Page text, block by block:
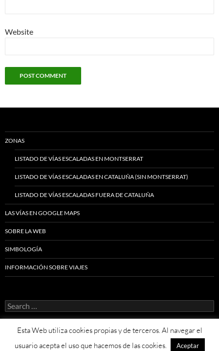
Website
ZONAS
LISTADO DE VÍAS ESCALADAS EN MONTSERRAT
LISTADO DE VÍAS ESCALADAS EN CATALUÑA (SIN MONTSERRAT)
LISTADO DE VÍAS ESCALADAS FUERA DE CATALUÑA
LAS VÍAS EN GOOGLE MAPS
SOBRE LA WEB
SIMBOLOGÍA
INFORMACIÓN SOBRE VIAJES
Search
for:
Proudly powered by WordPress
Esta Web utiliza cookies propias y de terceros. Al navegar el
usuario acepta el uso que hacemos de las cookies.
Aceptar